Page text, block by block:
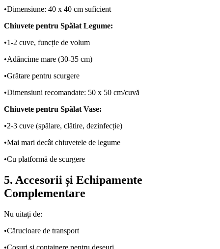
•Dimensiune: 40 x 40 cm suficient
Chiuvete pentru Spălat Legume:
•1-2 cuve, funcție de volum
•Adâncime mare (30-35 cm)
•Grătare pentru scurgere
•Dimensiuni recomandate: 50 x 50 cm/cuvă
Chiuvete pentru Spălat Vase:
•2-3 cuve (spălare, clătire, dezinfecție)
•Mai mari decât chiuvetele de legume
•Cu platformă de scurgere
5. Accesorii și Echipamente
Complementare
Nu uitați de:
•Cărucioare de transport
•Coșuri și containere pentru deșeuri